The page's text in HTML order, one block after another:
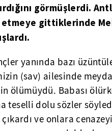
görmüşlerdi.
gittiklerinde
yanında bazı
(sav) ailesinde
ölümüydü. Babası
teselli dolu sözler
ve onlara